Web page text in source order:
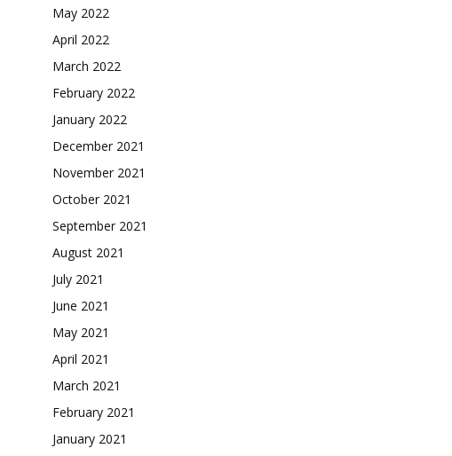
May 2022
April 2022
March 2022
February 2022
January 2022
December 2021
November 2021
October 2021
September 2021
August 2021
July 2021
June 2021
May 2021
April 2021
March 2021
February 2021
January 2021